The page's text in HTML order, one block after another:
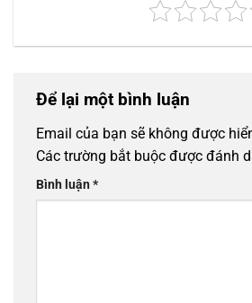
Để lại một bình luận
Email của bạn sẽ không được
Các trường bắt buộc được đánh
Bình luận*